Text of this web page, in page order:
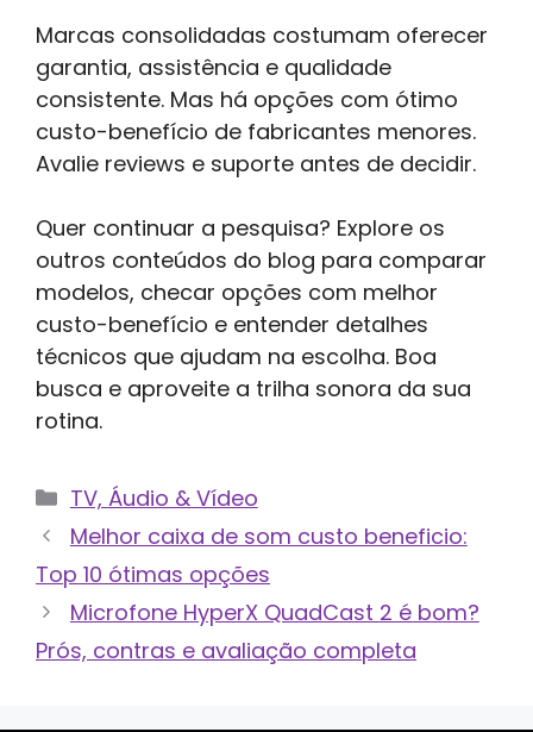
Marcas consolidadas costumam oferecer
garantia, assistência e qualidade
consistente. Mas há opções com ótimo
custo-benefício de fabricantes menores.
Avalie reviews e suporte antes de decidir.
Quer continuar a pesquisa? Explore os
outros conteúdos do blog para comparar
modelos, checar opções com melhor
custo-benefício e entender detalhes
técnicos que ajudam na escolha. Boa
busca e aproveite a trilha sonora da sua
rotina.
Categorias
TV, Áudio & Vídeo
Melhor caixa de som custo beneficio:
Top 10 ótimas opções
Microfone HyperX QuadCast 2 é bom?
Prós, contras e avaliação completa